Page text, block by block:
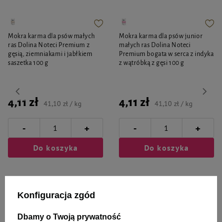
Mokra karma dla psów małych
ras Dolina Noteci Premium z
gęsią, ziemniakami i jabłkiem
saszetka 100 g
4,11 zł 41,10 zł / kg
- +
Do koszyka
Mokra karma dla psów junior
małych ras Dolina Noteci
Premium bogata w serca z indyka
z wątróbką z gęsi 100 g
4,11 zł 41,10 zł / kg
- +
Do koszyka
Konfiguracja zgód
Dbamy o Twoją prywatność